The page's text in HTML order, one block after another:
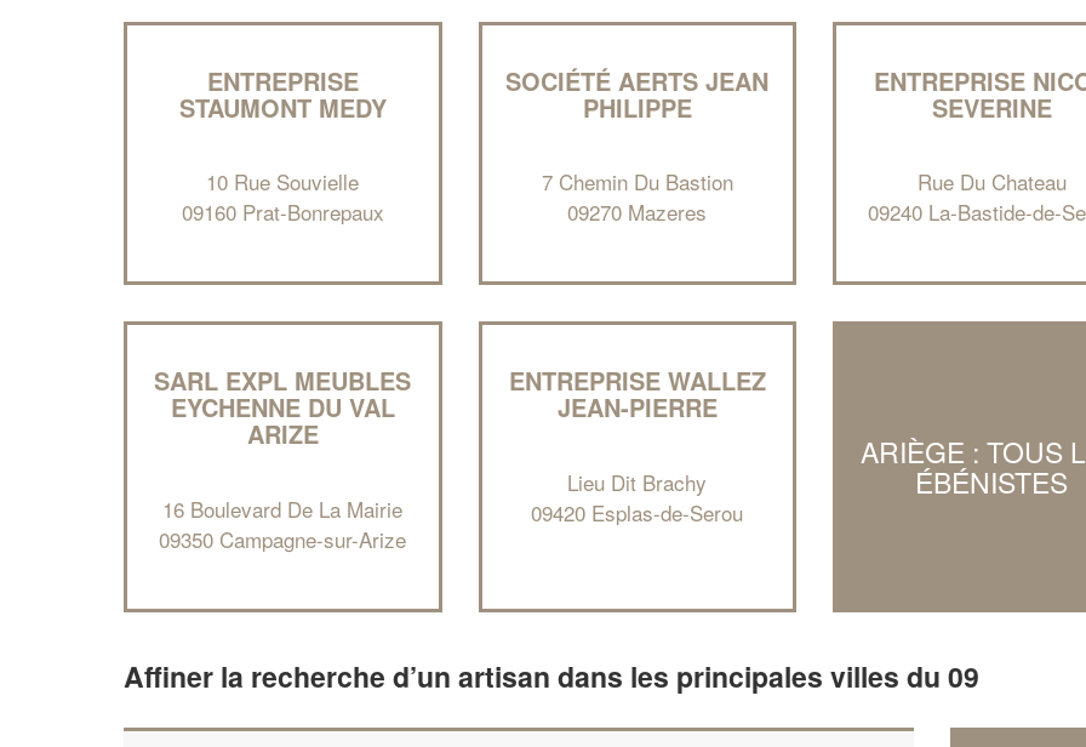
ENTREPRISE
STAUMONT MEDY
10 Rue Souvielle
09160 Prat-Bonrepaux
SOCIÉTÉ AERTS JEAN
PHILIPPE
7 Chemin Du Bastion
09270 Mazeres
ENTREPRISE
SEVERINE
Rue Du Chateau
09240 La-Bastide-de-
SARL EXPL MEUBLES
EYCHENNE DU VAL
ARIZE
16 Boulevard De La Mairie
09350 Campagne-sur-Arize
ENTREPRISE WALLEZ
JEAN-PIERRE
Lieu Dit Brachy
09420 Esplas-de-Serou
ARIÈGE : TOUS
ÉBÉNISTES
Affiner la recherche d’un artisan dans les principales villes du 09